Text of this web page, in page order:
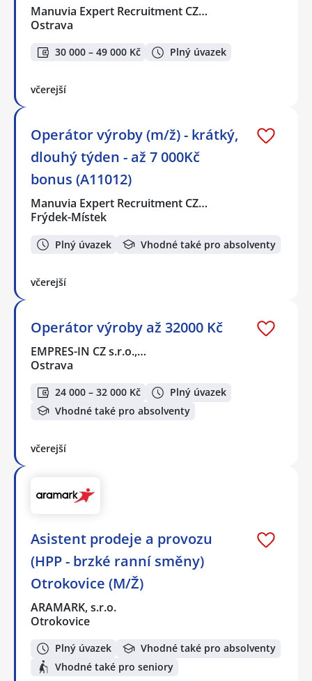
Manuvia Expert Recruitment CZ…
Ostrava
30 000 – 49 000 Kč Plný úvazek
včerejší
Operátor výroby (m/ž) - krátký,
dlouhý týden - až 7 000Kč
bonus (A11012)
Manuvia Expert Recruitment CZ…
Frýdek-Místek
Plný úvazek Vhodné také pro absolventy
včerejší
Operátor výroby až 32000 Kč
EMPRES-IN CZ s.r.o.,…
Ostrava
24 000 – 32 000 Kč
Plný úvazek
Vhodné také pro absolventy
včerejší
Asistent prodeje a provozu
(HPP - brzké ranní směny)
Otrokovice (M/Ž)
ARAMARK, s.r.o.
Otrokovice
Plný úvazek
Vhodné také pro absolventy
Vhodné také pro seniory